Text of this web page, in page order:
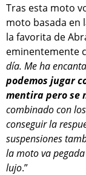
Tras esta moto
moto basada en
la favorita de
eminentemente
día. Me ha
podemos jugar
mentira pero se
combinado con
conseguir la
suspensiones
la moto va
lujo.”